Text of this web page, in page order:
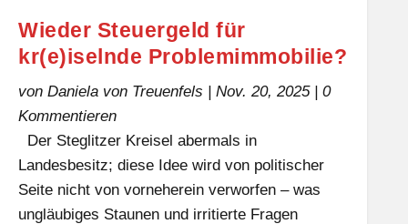
Wieder Steuergeld für
kr(e)iselnde Problemimmobilie?
von Daniela von Treuenfels | Nov. 20, 2025| 0
Kommentieren
Der Steglitzer Kreisel abermals in
Landesbesitz; diese Idee wird von politischer
Seite nicht von vorneherein verworfen – was
ungläubiges Staunen und irritierte Fragen